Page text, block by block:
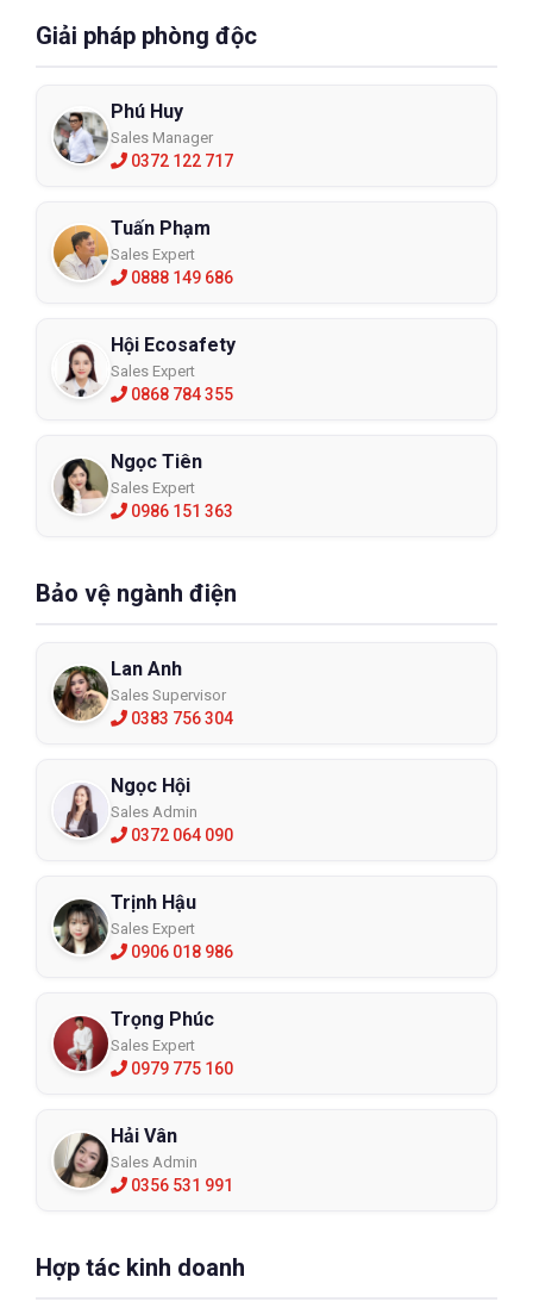
Giải pháp phòng độc
Phú Huy
Sales Manager
0372 122 717
Tuấn Phạm
Sales Expert
0888 149 686
Hội Ecosafety
Sales Expert
0868 784 355
Ngọc Tiên
Sales Expert
0986 151 363
Bảo vệ ngành điện
Lan Anh
Sales Supervisor
0383 756 304
Ngọc Hội
Sales Admin
0372 064 090
Trịnh Hậu
Sales Expert
0906 018 986
Trọng Phúc
Sales Expert
0979 775 160
Hải Vân
Sales Admin
0356 531 991
Hợp tác kinh doanh